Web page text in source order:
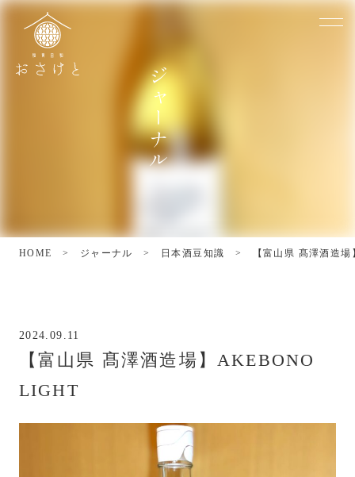
ジ
ャ
ー
ナ
ル
HOME > ジャーナル > 日本酒豆知識 > 【富山県 髙澤酒造
2024.09.11
【富山県 髙澤酒造場】AKEBONO
LIGHT